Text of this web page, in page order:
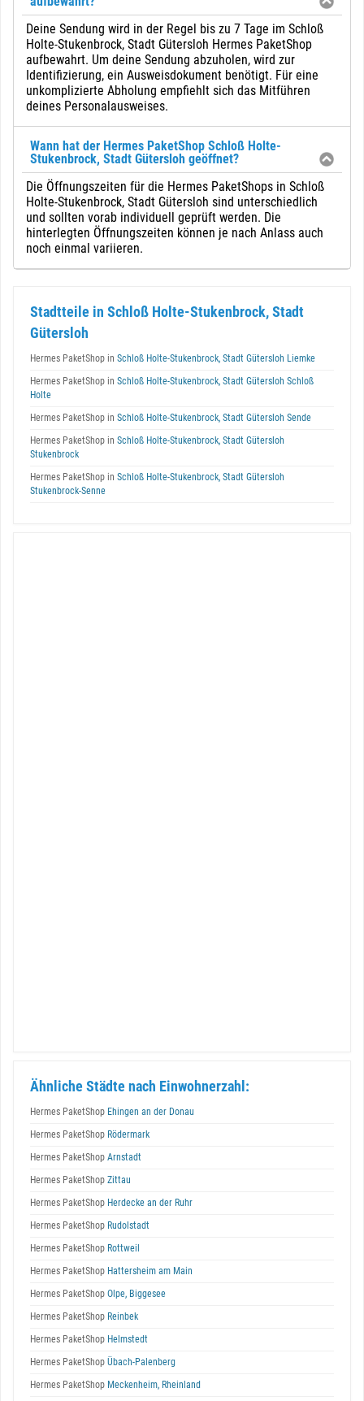
Deine Sendung wird in der Regel bis zu 7 Tage im Schloß
Holte-Stukenbrock, Stadt Gütersloh Hermes PaketShop
aufbewahrt. Um deine Sendung abzuholen, wird zur
Identifizierung, ein Ausweisdokument benötigt. Für eine
unkomplizierte Abholung empfiehlt sich das Mitführen
deines Personalausweises.
Wann hat der Hermes PaketShop Schloß Holte-
Stukenbrock, Stadt Gütersloh geöffnet?
Die Öffnungszeiten für die Hermes PaketShops in Schloß
Holte-Stukenbrock, Stadt Gütersloh sind unterschiedlich
und sollten vorab individuell geprüft werden. Die
hinterlegten Öffnungszeiten können je nach Anlass auch
noch einmal variieren.
Stadtteile in Schloß Holte-Stukenbrock, Stadt
Gütersloh
Hermes PaketShop in Schloß Holte-Stukenbrock, Stadt Gütersloh Liemke
Hermes PaketShop in Schloß Holte-Stukenbrock, Stadt Gütersloh Schloß
Holte
Hermes PaketShop in Schloß Holte-Stukenbrock, Stadt Gütersloh Sende
Hermes PaketShop in Schloß Holte-Stukenbrock, Stadt Gütersloh
Stukenbrock
Hermes PaketShop in Schloß Holte-Stukenbrock, Stadt Gütersloh
Stukenbrock-Senne
Ähnliche Städte nach Einwohnerzahl:
Hermes PaketShop Ehingen an der Donau
Hermes PaketShop Rödermark
Hermes PaketShop Arnstadt
Hermes PaketShop Zittau
Hermes PaketShop Herdecke an der Ruhr
Hermes PaketShop Rudolstadt
Hermes PaketShop Rottweil
Hermes PaketShop Hattersheim am Main
Hermes PaketShop Olpe, Biggesee
Hermes PaketShop Reinbek
Hermes PaketShop Helmstedt
Hermes PaketShop Übach-Palenberg
Hermes PaketShop Meckenheim, Rheinland